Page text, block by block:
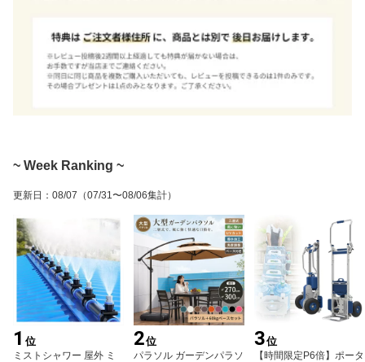
~ Week Ranking ~
更新日 ： 08/07 （07/31〜08/06集計）
1 位
ミストシャワー 屋外 ミ
2位
パラソル ガーデンパラソ
3位
【時間限定P6倍】ポータ